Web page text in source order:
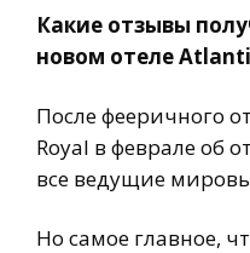
Какие отзывы
новом отеле
После фееричного
Royal в феврале об
все ведущие
Но самое главное,